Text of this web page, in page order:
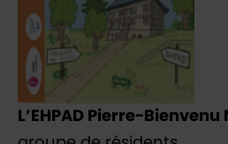
L’EHPAD Pierre-Bienvenu